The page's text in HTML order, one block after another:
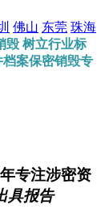
佛山 东莞 珠海
毁 树立行业标
案保密销毁专
专注涉密资
具报告